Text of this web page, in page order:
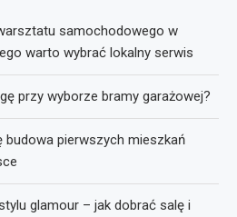
samochodowego w
warto wybrać lokalny serwis
przy wyborze bramy garażowej?
budowa pierwszych mieszkań
glamour – jak dobrać salę i